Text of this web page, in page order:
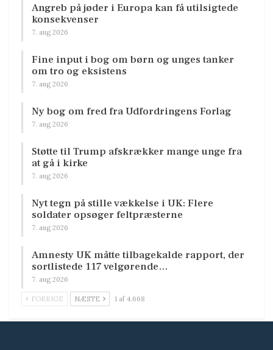
Angreb på jøder i Europa kan få utilsigtede
konsekvenser
7. aug 2026
Fine input i bog om børn og unges tanker
om tro og eksistens
7. aug 2026
Ny bog om fred fra Udfordringens Forlag
7. aug 2026
Støtte til Trump afskrækker mange unge fra
at gå i kirke
7. aug 2026
Nyt tegn på stille vækkelse i UK: Flere
soldater opsøger feltpræsterne
7. aug 2026
Amnesty UK måtte tilbagekalde rapport, der
sortlistede 117 velgørende…
7. aug 2026
FORRIGE NÆSTE 1 af 4.668